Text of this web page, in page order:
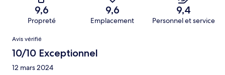
9,6
Propreté
9,6
Emplacement
9,4
Personnel et service
Avis
Avis vérifié
10/10 Exceptionnel
12 mars 2024